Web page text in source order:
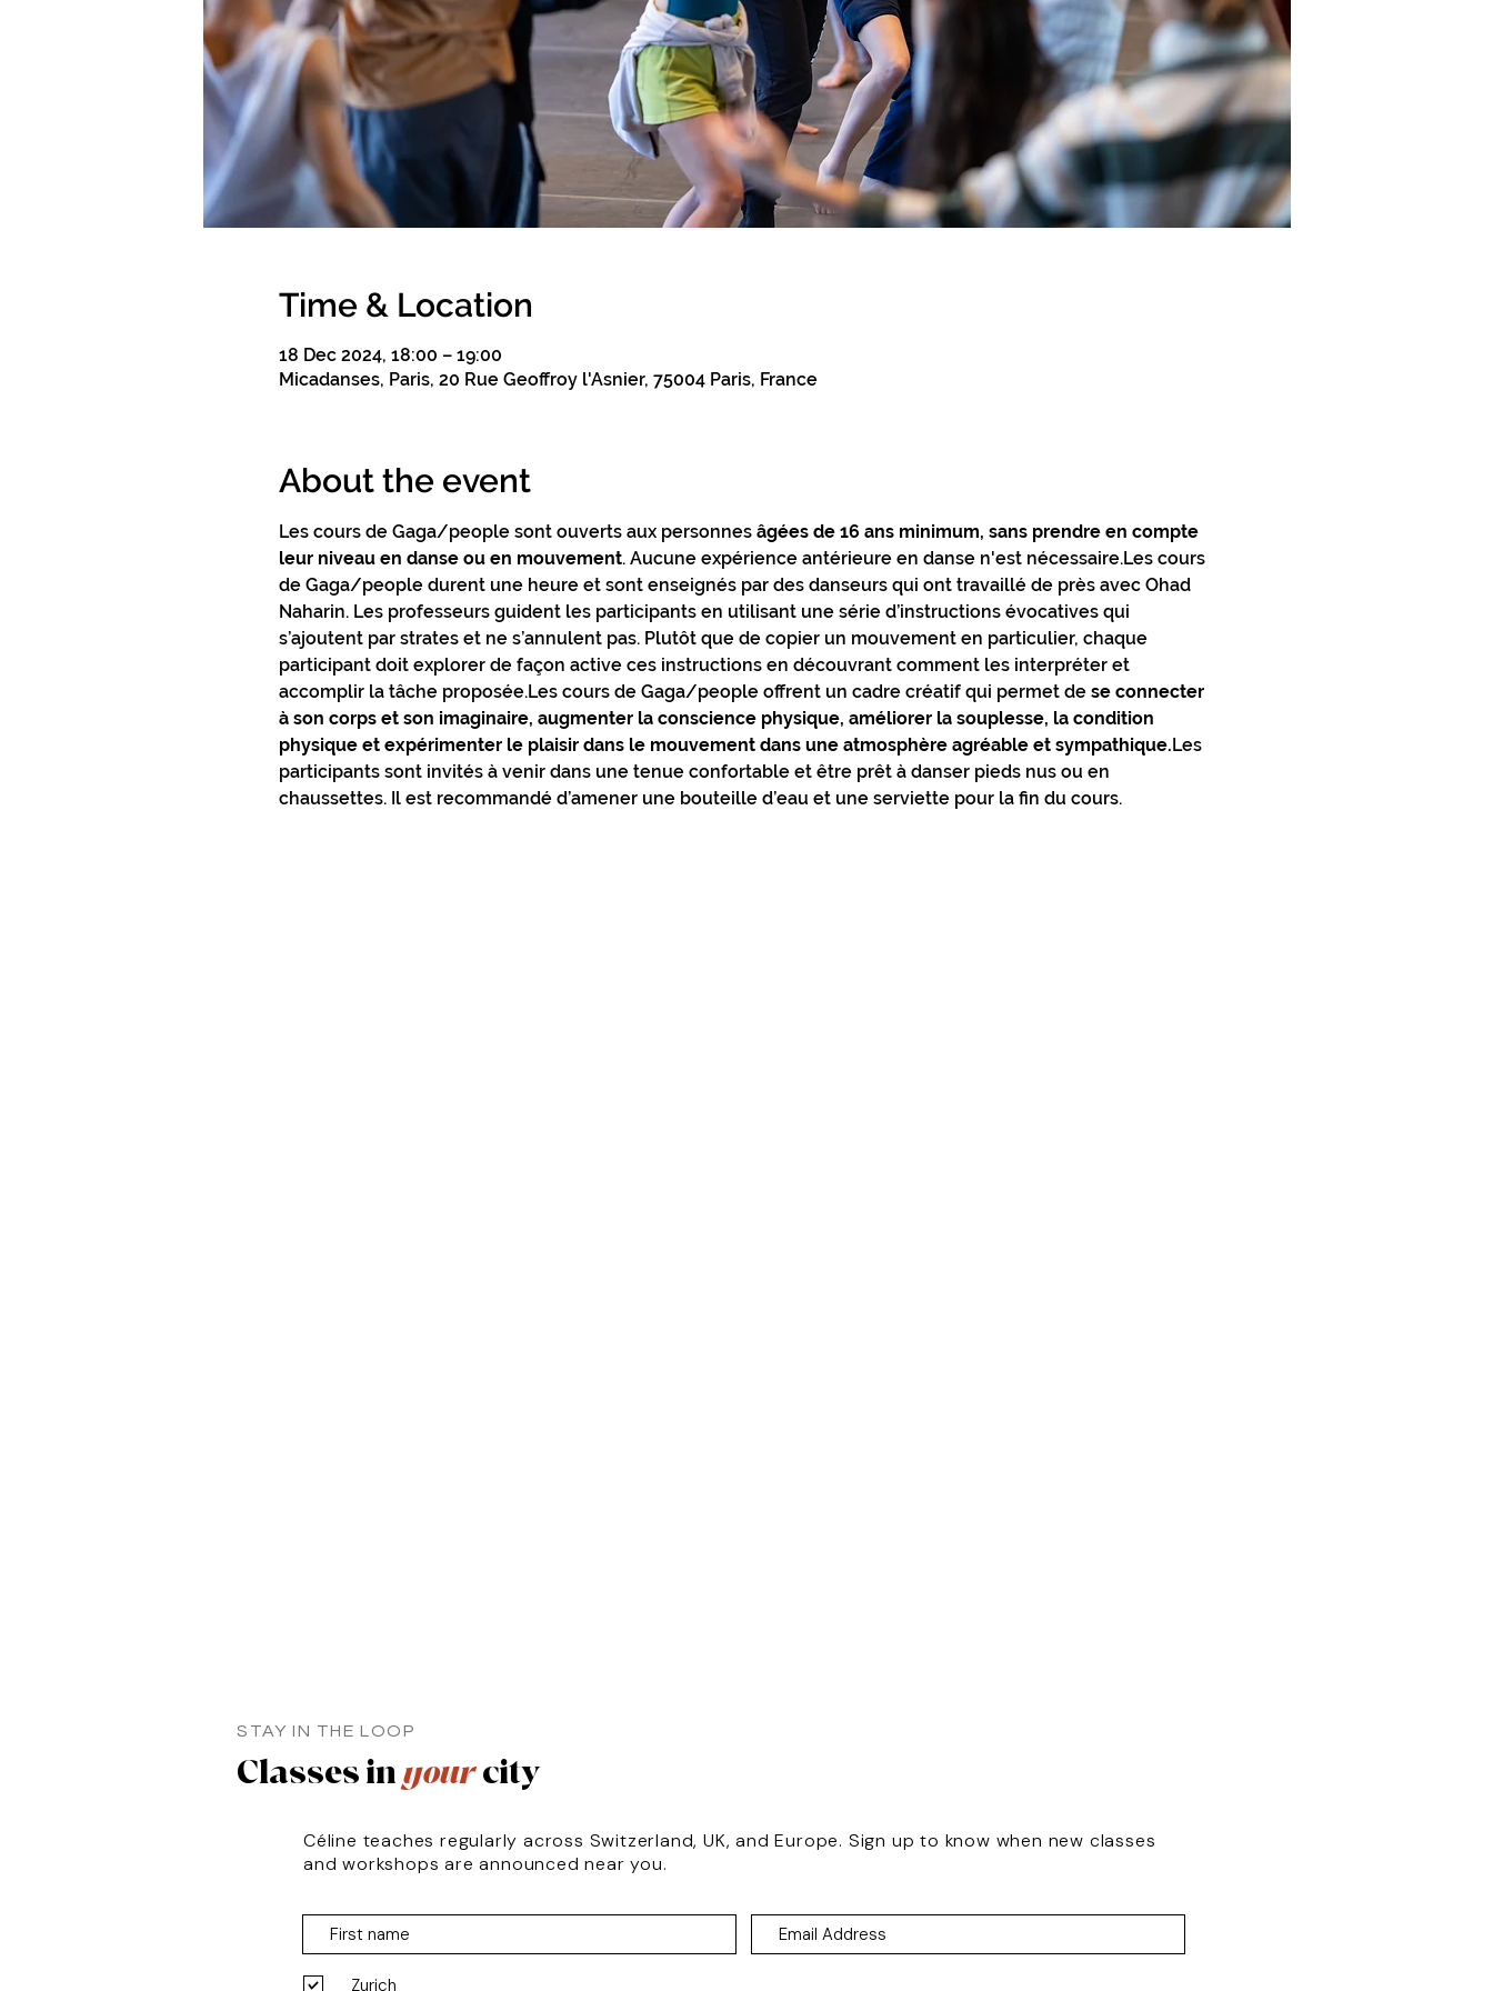
Time & Location
18 Dec 2024, 18:00 – 19:00
Micadanses, Paris, 20 Rue Geoffroy l'Asnier, 75004 Paris, France
About the event
Les cours de Gaga/people sont ouverts aux personnes âgées de 16 ans minimum, sans prendre en compte
leur niveau en danse ou en mouvement. Aucune expérience antérieure en danse n'est nécessaire.Les cours
de Gaga/people durent une heure et sont enseignés par des danseurs qui ont travaillé de près avec Ohad
Naharin. Les professeurs guident les participants en utilisant une série d’instructions évocatives qui
s’ajoutent par strates et ne s’annulent pas. Plutôt que de copier un mouvement en particulier, chaque
participant doit explorer de façon active ces instructions en découvrant comment les interpréter et
accomplir la tâche proposée.Les cours de Gaga/people offrent un cadre créatif qui permet de se connecter
à son corps et son imaginaire, augmenter la conscience physique, améliorer la souplesse, la condition
physique et expérimenter le plaisir dans le mouvement dans une atmosphère agréable et sympathique.Les
participants sont invités à venir dans une tenue confortable et être prêt à danser pieds nus ou en
chaussettes. Il est recommandé d’amener une bouteille d’eau et une serviette pour la fin du cours.
STAY IN THE LOOP
Classes inyourcity
Céline teaches regularly across Switzerland, UK, and Europe. Sign up to know when new classes
and workshops are announced near you.
Zurich